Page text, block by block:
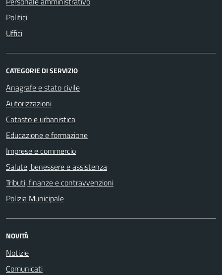
Politici
Uffici
CATEGORIE DI SERVIZIO
Anagrafe e stato civile
Autorizzazioni
Catasto e urbanistica
Educazione e formazione
Imprese e commercio
Salute, benessere e assistenza
Tributi, finanze e contravvenzioni
Polizia Municipale
NOVITÀ
Notizie
Comunicati